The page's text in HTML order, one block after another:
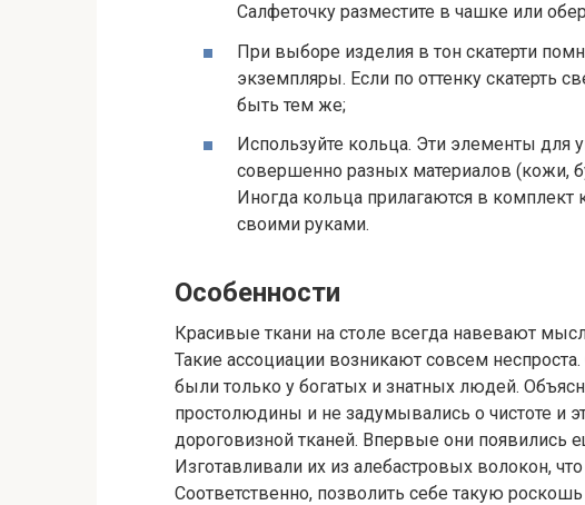
Салфеточку разместите в чашке или
При выборе изделия в тон скатерти
экземпляры. Если по оттенку скатерть
быть тем же;
Используйте кольца. Эти элементы для
совершенно разных материалов (кожи,
Иногда кольца прилагаются в комплект
своими руками.
Особенности
Красивые ткани на столе всегда навевают
Такие ассоциации возникают совсем
были только у богатых и знатных людей.
простолюдины и не задумывались о чистоте и
дороговизной тканей. Впервые они
Изготавливали их из алебастровых волокон,
Соответственно, позволить себе такую